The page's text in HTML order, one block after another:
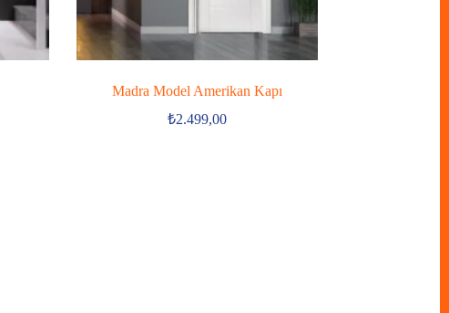
Madra Model Amerikan Kapı
₺2.499,00